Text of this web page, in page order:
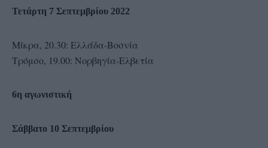
Τετάρτη 7 Σεπτεμβρίου 2022
Μίκρα, 20.30: Ελλάδα-Βοσνία
Τρόμσο, 19.00: Νορβηγία-Ελβετία
6η αγωνιστική
Σάββατο 10 Σεπτεμβρίου